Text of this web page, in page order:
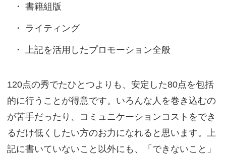
書籍組版
ライティング
上記を活用したプロモーション全般
120点の秀でたひとつよりも、安定した80点を包括
的に行うことが得意です。いろんな人を巻き込むの
が苦手だったり、コミュニケーションコストをでき
るだけ低くしたい方のお力になれると思います。上
記に書いていないこと以外にも、「できないこと」